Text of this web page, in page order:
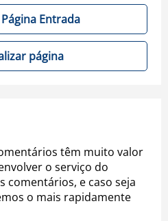
Entrada
página
têm muito valor
o serviço do
comentários, e caso seja
o mais rapidamente